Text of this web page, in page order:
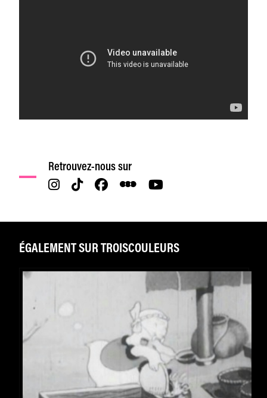
Retrouvez-nous sur
ÉGALEMENT SUR TROISCOULEURS